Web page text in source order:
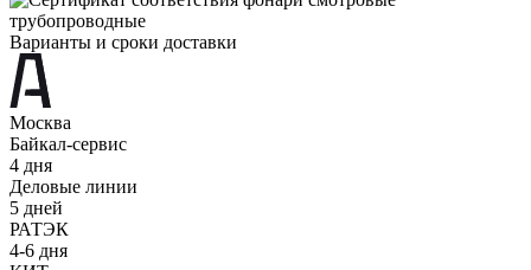
Варианты и сроки доставки
Москва
Байкал-сервис
4 дня
Деловые линии
5 дней
РАТЭК
4-6 дня